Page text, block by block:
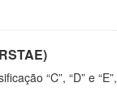
“C”, “D” e “E”,